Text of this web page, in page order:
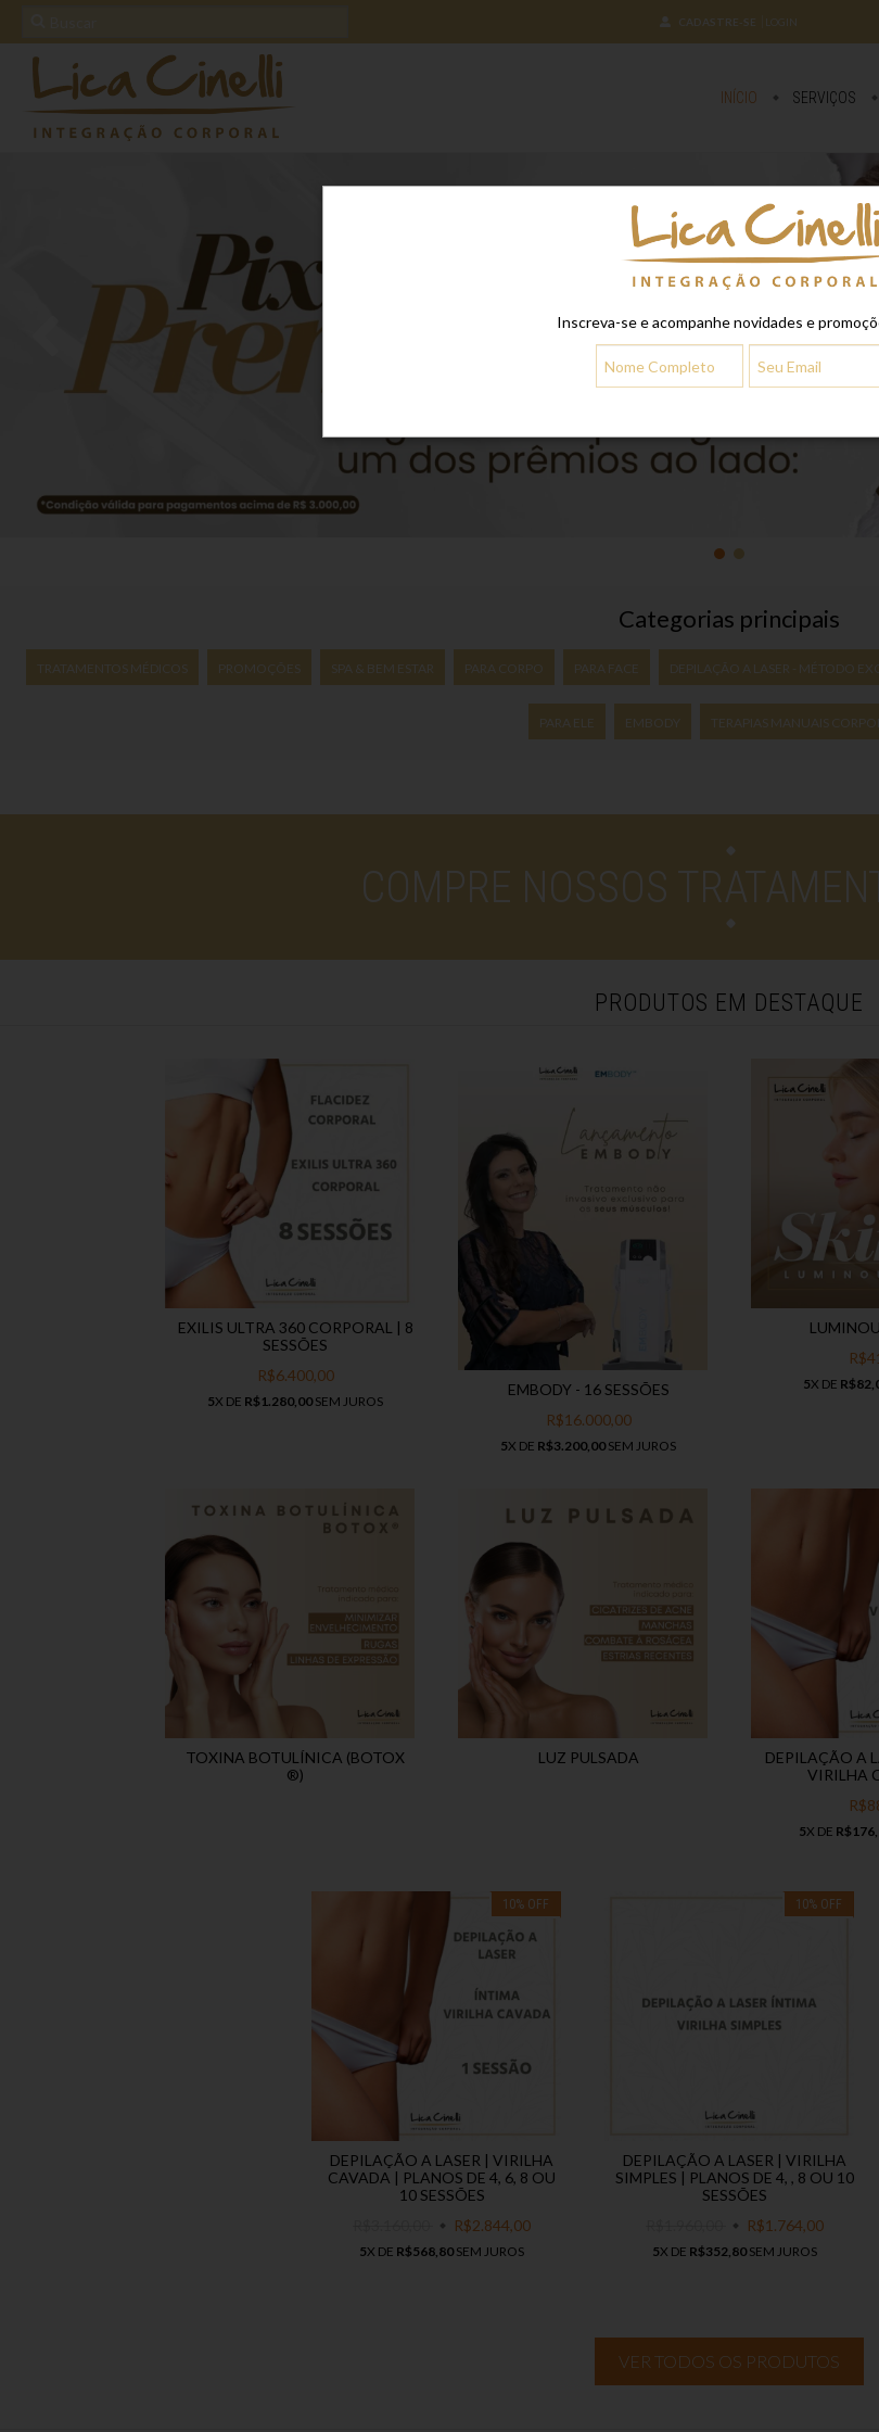
CADASTRE-SE LOGIN
INÍCIO SERVIÇOS
Inscreva-se e acompanhe novidades e
Categorias principais
TRATAMENTOS MÉDICOS PROMOÇÕES SPA & BEM ESTAR PARA CORPO PARA FACE DEPILAÇÃO A LASER - MÉTODO
PARA ELE EMBODY TERAPIAS MANUAIS
COMPRE NOSSOS
PRODUTOS EM DESTAQUE
EXILIS ULTRA 360 CORPORAL | 8
SESSÕES
R$6.400,00
5X DE R$1.280,00SEM JUROS
EMBODY - 16 SESSÕES
R$16.000,00
5X DE R$3.200,00SEM JUROS
5X DE
TOXINA BOTULÍNICA (BOTOX
®)
LUZ PULSADA
DEPILAÇÃO A
VIRILHA
5X DE
10% OFF
DEPILAÇÃO A LASER | VIRILHA
CAVADA | PLANOS DE 4, 6, 8 OU
10 SESSÕES
R$2.844,00
5X DE R$568,80SEM JUROS
10% OFF
DEPILAÇÃO A LASER | VIRILHA
SIMPLES | PLANOS DE 4, , 8 OU 10
SESSÕES
R$1.764,00
5X DE R$352,80SEM JUROS
VER TODOS OS PRODUTOS